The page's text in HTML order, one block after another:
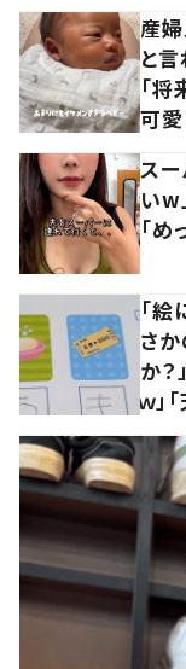
産
と
「
可愛
ス
いw
「
「
さ
か
ｗ」